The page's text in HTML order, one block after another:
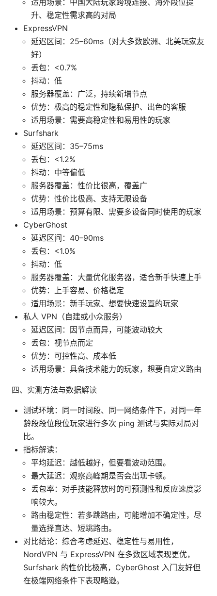
适用场景：中国大陆玩家跨境连接、海外段位提
升、稳定性需求高的对局
ExpressVPN
延迟区间：25–60ms（对大多数欧洲、北美玩家友
好）
丢包：<0.7%
抖动：低
服务器覆盖：广泛，持续新增节点
优势：极高的稳定性和隐私保护、出色的客服
适用场景：需要高稳定性和易用性的玩家
Surfshark
延迟区间：35–75ms
丢包：<1.2%
抖动：中等偏低
服务器覆盖：性价比很高，覆盖广
优势：性价比极高、支持无限设备
适用场景：预算有限、需要多设备同时使用的玩家
CyberGhost
延迟区间：40–90ms
丢包：<1.0%
抖动：低
服务器覆盖：大量优化服务器，适合新手快速上手
优势：上手容易、价格稳定
适用场景：新手玩家、想要快速设置的玩家
私人 VPN（自建或小众服务）
延迟区间：因节点而异，可能波动较大
丢包：视节点而定
优势：可控性高、成本低
适用场景：具备技术能力的玩家，想要自定义路由
四、实测方法与数据解读
测试环境：同一时间段、同一网络条件下，对同一年
龄段段位段位玩家进行多次 ping 测试与实际对局对
比。
指标解读：
平均延迟：越低越好，但要看波动范围。
最大延迟：观察高峰期是否会出现卡顿。
丢包率：对手技能释放时的可预测性和反应速度影
响较大。
路由稳定性：若多跳路由，可能增加不确定性，尽
量选择直达、短跳路由。
对比结论：综合考虑延迟、稳定性与易用性，
NordVPN 与 ExpressVPN 在多数区域表现更优，
Surfshark 的性价比极高，CyberGhost 入门友好但
在极端网络条件下表现略逊。